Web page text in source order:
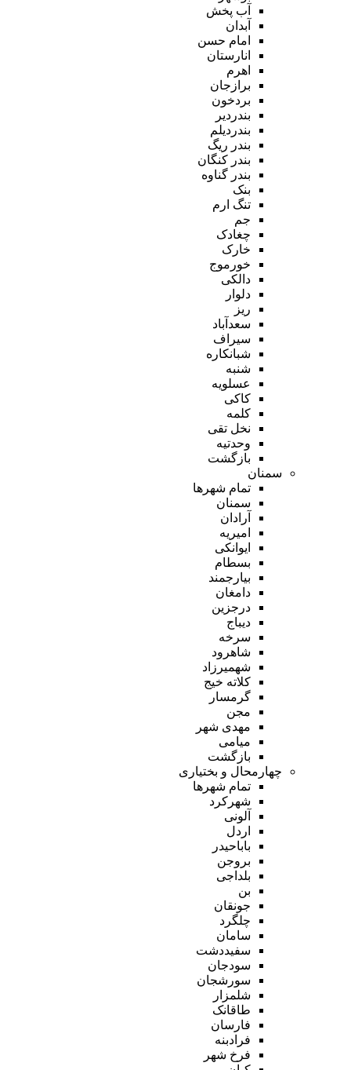
آب پخش
آبدان
امام حسن
انارستان
اهرم
برازجان
بردخون
بندردیر
بندردیلم
بندر ریگ
بندر کنگان
بندر گناوه
بنک
تنگ ارم
جم
چغادک
خارک
خورموج
دالکی
دلوار
ریز
سعدآباد
سیراف
شبانکاره
شنبه
عسلویه
کاکی
کلمه
نخل تقی
وحدتیه
بازگشت
سمنان
تمام شهر‌ها
سمنان
آرادان
امیریه
ایوانکی
بسطام
بیارجمند
دامغان
درجزین
دیباج
سرخه
شاهرود
شهمیرزاد
کلاته خیج
گرمسار
مجن
مهدی شهر
میامی
بازگشت
چهارمحال و بختیاری
تمام شهر‌ها
شهرکرد
آلونی
اردل
باباحیدر
بروجن
بلداجی
بن
جونقان
چلگرد
سامان
سفیددشت
سودجان
سورشجان
شلمزار
طاقانک
فارسان
فرادبنه
فرخ شهر